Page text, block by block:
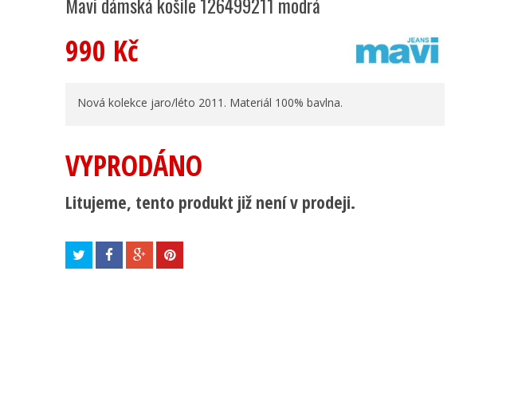
Mavi dámská košile 126499211 modrá
990 Kč
Nová kolekce jaro/léto 2011. Materiál 100% bavlna.
VYPRODÁNO
Litujeme, tento produkt již není v prodeji.